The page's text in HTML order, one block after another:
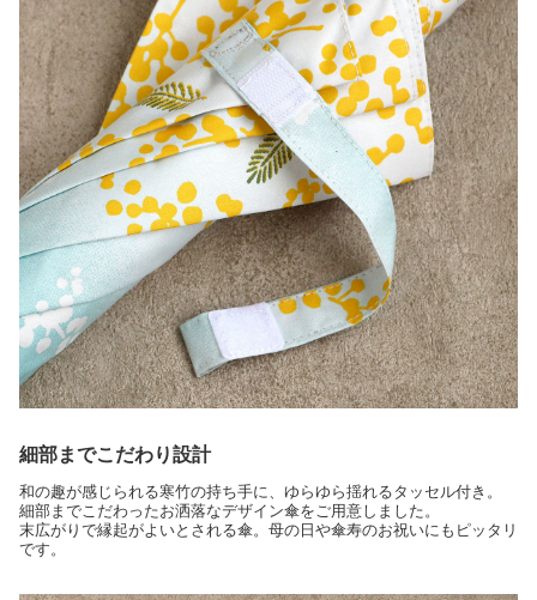
細部までこだわり設計
和の趣が感じられる寒竹の持ち手に、ゆらゆら揺れるタッセル付き。
細部までこだわったお洒落なデザイン傘をご用意しました。
末広がりで縁起がよいとされる傘。母の日や傘寿のお祝いにもピッタリ
です。